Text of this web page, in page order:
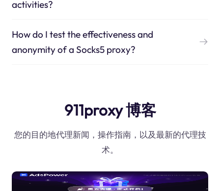
activities?
How do I test the effectiveness and
anonymity of a Socks5 proxy?
911proxy 博客
您的目的地代理新闻，操作指南，以及最新的代理技
术。